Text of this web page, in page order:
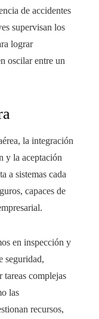
de accidentes
supervisan los
lograr
oscilar entre un
la integración
y la aceptación
a sistemas cada
capaces de
en inspección y
seguridad,
complejas
las
recursos,